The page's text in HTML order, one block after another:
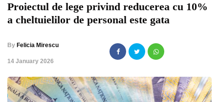
Proiectul de lege privind reducerea cu 10%
a cheltuielilor de personal este gata
By Felicia Mirescu
,14 January 2026